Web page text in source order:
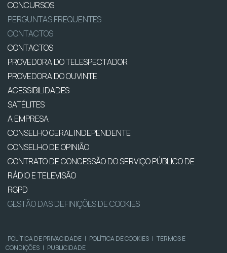
CONCURSOS
PERGUNTAS FREQUENTES
CONTACTOS
CONTACTOS
PROVEDORA DO TELESPECTADOR
PROVEDORA DO OUVINTE
ACESSIBILIDADES
SATÉLITES
A EMPRESA
CONSELHO GERAL INDEPENDENTE
CONSELHO DE OPINIÃO
CONTRATO DE CONCESSÃO DO SERVIÇO PÚBLICO DE
RÁDIO E TELEVISÃO
RGPD
GESTÃO DAS DEFINIÇÕES DE COOKIES
POLÍTICA DE PRIVACIDADE | POLÍTICA DE COOKIES | TERMOS E
CONDIÇÕES | PUBLICIDADE